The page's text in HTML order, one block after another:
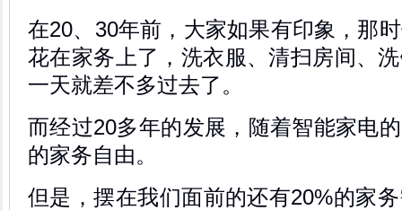
在20、30年前，大家如果有印象，那
花在家务上了，洗衣服、清扫房间、
一天就差不多过去了。
而经过20多年的发展，随着智能家电
的家务自由。
但是，摆在我们面前的还有20%的家